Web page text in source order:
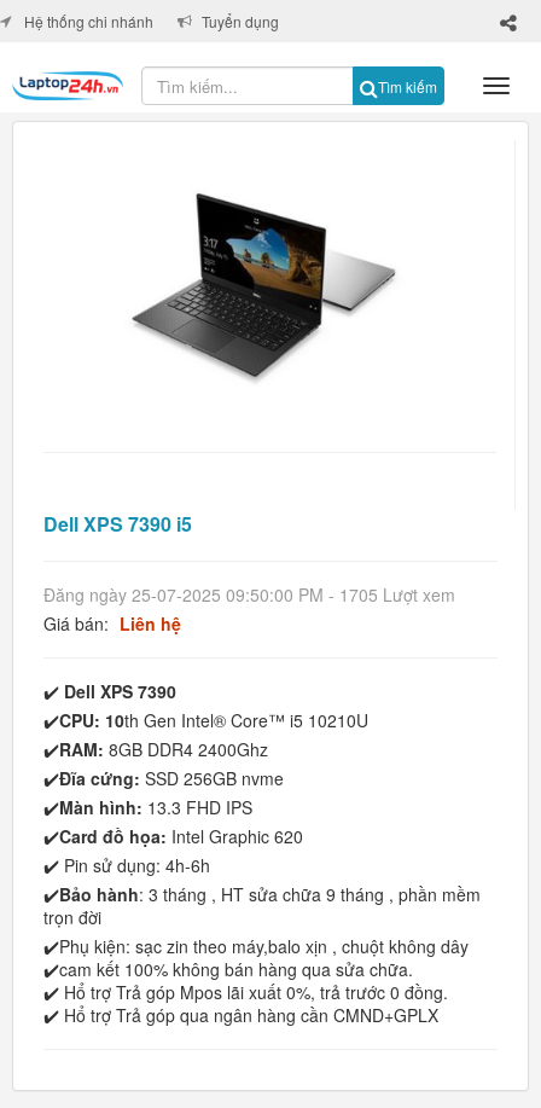
Tìm kiếm
×
Hệ thống chi nhánh Tuyển dụng
Dell XPS 7390 i5
Đăng ngày 25-07-2025 09:50:00 PM - 1705 Lượt xem
Giá bán: Liên hệ
✔️ Dell XPS 7390
✔️CPU: 10th Gen Intel® Core™ i5 10210U
✔️RAM: 8GB DDR4 2400Ghz
✔️Đĩa cứng: SSD 256GB nvme
✔️Màn hình: 13.3 FHD IPS
✔️Card đồ họa: Intel Graphic 620
✔️ Pin sử dụng: 4h-6h
✔️Bảo hành: 3 tháng , HT sửa chữa 9 tháng , phần mềm
trọn đời
✔️Phụ kiện: sạc zin theo máy,balo xịn , chuột không dây
✔️cam kết 100% không bán hàng qua sửa chữa.
✔️ Hổ trợ Trả góp Mpos lãi xuất 0%, trả trước 0 đồng.
✔️ Hổ trợ Trả góp qua ngân hàng cần CMND+GPLX